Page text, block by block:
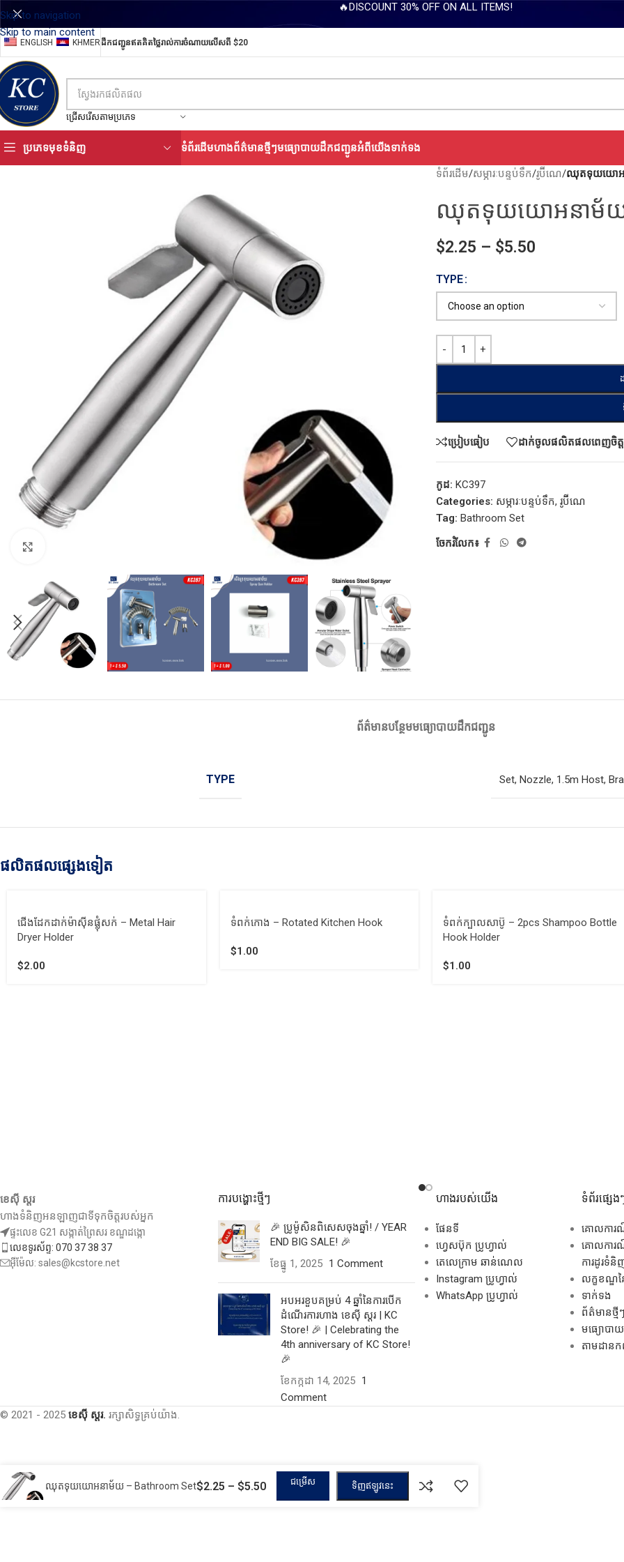
Skip to navigation
Skip to main content
🔥DISCOUNT 30% OFF ON ALL ITEMS!
ENGLISH KHMER ដឹកជញ្ជូនឥតគិតថ្លៃរាល់ការចំណាយលើសពី $20
ជ្រើសរើសតាមប្រភេទ
ប្រភេទមុខទំនិញ ទំព័រដើមហាងព័ត៌មានថ្មីៗមធ្យោបាយដឹកជញ្ជូនអំពីយើងទាក់ទង
ទំព័រដើម/សម្ភារៈបន្ទប់ទឹក/រូប៊ីណេ/ឈុតទុយយោអ
ឈុតទុយយោអនាម័យ
$2.25 – $5.50
TYPE
ប្រៀបធៀប ដាក់ចូលផលិតផលពេញចិត្ត
កូដ: KC397
Categories: សម្ភារៈបន្ទប់ទឹក, រូប៊ីណេ
Tag: Bathroom Set
ចែករំលែក៖
ព័ត៌មានបន្ថែមមធ្យោបាយដឹកជញ្ជូន
TYPE Set, Nozzle, 1.5m Host,
ផលិតផលផ្សេងទៀត
ជើងដែកដាក់ម៉ាស៊ីនផ្លុំសក់ – Metal Hair
Dryer Holder
$2.00
ទំពក់កោង – Rotated Kitchen Hook
$1.00
ទំពក់ក្បាលសាប៊ូ – 2pcs Shampoo Bottle
Hook Holder
$1.00
ខេស៊ី ស្តរ
ហាងទំនិញអនឡាញជាទីទុកចិត្តរបស់អ្នក
ផ្ទះលេខ G21 សង្កាត់ព្រៃសរ ខណ្ឌដង្កោ
លេខទូរស័ព្ទ: 070 37 38 37
អ៊ីម៉ែល: sales@kcstore.net
ការបង្ហោះថ្មីៗ
🎉 ប្រូម៉ូសិនពិសេសចុងឆ្នាំ! / YEAR
END BIG SALE! 🎉
ខែ​ធ្នូ 1, 2025 1 Comment
អបអរខួបគម្រប់ 4 ឆ្នាំនៃការបើក
ដំណើរការហាង ខេស៊ី ស្តរ | KC
Store! 🎉 | Celebrating the
4th anniversary of KC Store!
🎉
ខែ​កក្កដា 14, 2025 1
Comment
ហាងរបស់យើង
ផែនទី
ហ្វេសប៊ុក ប្រូហ្វាល់
តេលេក្រាម ឆាន់ណេល
Instagram ប្រូហ្វាល់
WhatsApp ប្រូហ្វាល់
ទំព័រផ្សេង
គោលការ
គោលកា
ការដូរទំនិ
លក្ខខណ្ឌន
ទាក់ទង
ព័ត៌មានថ្មីៗ
មធ្យោបា
តាមដានក
© 2021 - 2025 ខេស៊ី ស្តរ. រក្សាសិទ្ធគ្រប់យ៉ាង.
ឈុតទុយយោអនាម័យ – Bathroom Set$2.25 – $5.50 ជម្រើស ទិញឥឡូវនេះ